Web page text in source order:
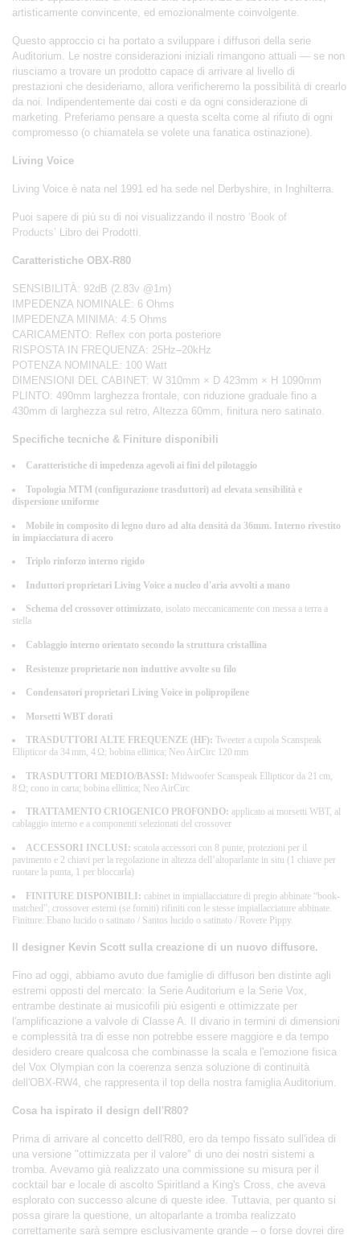
artisticamente convincente, ed emozionalmente coinvolgente.
Questo approccio ci ha portato a sviluppare i diffusori della serie
Auditorium. Le nostre considerazioni iniziali rimangono attuali — se non
riusciamo a trovare un prodotto capace di arrivare al livello di
prestazioni che desideriamo, allora verificheremo la possibilità di crearlo
da noi. Indipendentemente dai costi e da ogni considerazione di
marketing. Preferiamo pensare a questa scelta come al rifiuto di ogni
compromesso (o chiamatela se volete una fanatica ostinazione).
Living Voice
Living Voice è nata nel 1991 ed ha sede nel Derbyshire, in Inghilterra.
Puoi sapere di più su di noi visualizzando il nostro ‘Book of
Products’ Libro dei Prodotti.
Caratteristiche OBX-R80
SENSIBILITÀ: 92dB (2.83v @1m)
IMPEDENZA NOMINALE: 6 Ohms
IMPEDENZA MINIMA: 4.5 Ohms
CARICAMENTO: Reflex con porta posteriore
RISPOSTA IN FREQUENZA: 25Hz–20kHz
POTENZA NOMINALE: 100 Watt
DIMENSIONI DEL CABINET: W 310mm × D 423mm × H 1090mm
PLINTO: 490mm larghezza frontale, con riduzione graduale fino a
430mm di larghezza sul retro, Altezza 60mm, finitura nero satinato.
Specifiche tecniche & Finiture disponibili
Caratteristiche di impedenza agevoli ai fini del pilotaggio
Topologia MTM (configurazione trasduttori) ad elevata sensibilità e
dispersione uniforme
Mobile in composito di legno duro ad alta densità da 36mm. Interno rivestito
in impiacciatura di acero
Triplo rinforzo interno rigido
Induttori proprietari Living Voice a nucleo d'aria avvolti a mano
Schema del crossover ottimizzato, isolato meccanicamente con messa a terra a
stella
Cablaggio interno orientato secondo la struttura cristallina
Resistenze proprietarie non induttive avvolte su filo
Condensatori proprietari Living Voice in polipropilene
Morsetti WBT dorati
TRASDUTTORI ALTE FREQUENZE (HF): Tweeter a cupola Scanspeak
Ellipticor da 34 mm, 4 Ω; bobina ellittica; Neo AirCirc 120 mm
TRASDUTTORI MEDIO/BASSI: Midwoofer Scanspeak Ellipticor da 21 cm,
8 Ω; cono in carta; bobina ellittica; Neo AirCirc
TRATTAMENTO CRIOGENICO PROFONDO: applicato ai morsetti WBT, al
cablaggio interno e a componenti selezionati del crossover
ACCESSORI INCLUSI: scatola accessori con 8 punte, protezioni per il
pavimento e 2 chiavi per la regolazione in altezza dell’altoparlante in situ (1 chiave per
ruotare la punta, 1 per bloccarla)
FINITURE DISPONIBILI: cabinet in impiallacciature di pregio abbinate “book-
matched”; crossover esterni (se forniti) rifiniti con le stesse impiallacciature abbinate.
Finiture: Ebano lucido o satinato / Santos lucido o satinato / Rovere Pippy.
Il designer Kevin Scott sulla creazione di un nuovo diffusore.
Fino ad oggi, abbiamo avuto due famiglie di diffusori ben distinte agli
estremi opposti del mercato: la Serie Auditorium e la Serie Vox,
entrambe destinate ai musicofili più esigenti e ottimizzate per
l'amplificazione a valvole di Classe A. Il divario in termini di dimensioni
e complessità tra di esse non potrebbe essere maggiore e da tempo
desidero creare qualcosa che combinasse la scala e l'emozione fisica
del Vox Olympian con la coerenza senza soluzione di continuità
dell'OBX-RW4, che rappresenta il top della nostra famiglia Auditorium.
Cosa ha ispirato il design dell'R80?
Prima di arrivare al concetto dell'R80, ero da tempo fissato sull'idea di
una versione "ottimizzata per il valore" di uno dei nostri sistemi a
tromba. Avevamo già realizzato una commissione su misura per il
cocktail bar e locale di ascolto Spiritland a King's Cross, che aveva
esplorato con successo alcune di queste idee. Tuttavia, per quanto si
possa girare la questione, un altoparlante a tromba realizzato
correttamente sarà sempre esclusivamente grande – o forse dovrei dire